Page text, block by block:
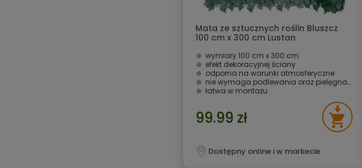
Mata ze sztucznych roślin Bluszcz
100 cm x 300 cm Lustan
wymiary 100 cm x 300 cm
efekt dekoracyjnej ściany
odporna na warunki atmosferyczne
nie wymaga podlewania oraz pielęgnacji
łatwa w montażu
99.99 zł
Dostępny online i w markecie